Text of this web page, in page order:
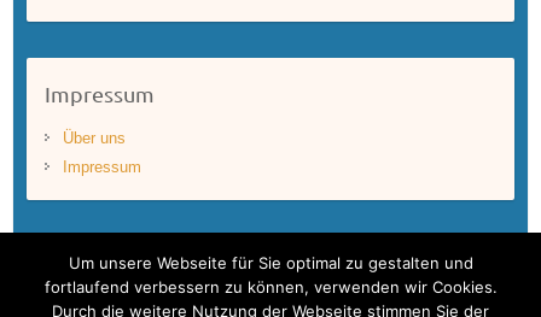
Impressum
Über uns
Impressum
Um unsere Webseite für Sie optimal zu gestalten und
fortlaufend verbessern zu können, verwenden wir Cookies.
Durch die weitere Nutzung der Webseite stimmen Sie der